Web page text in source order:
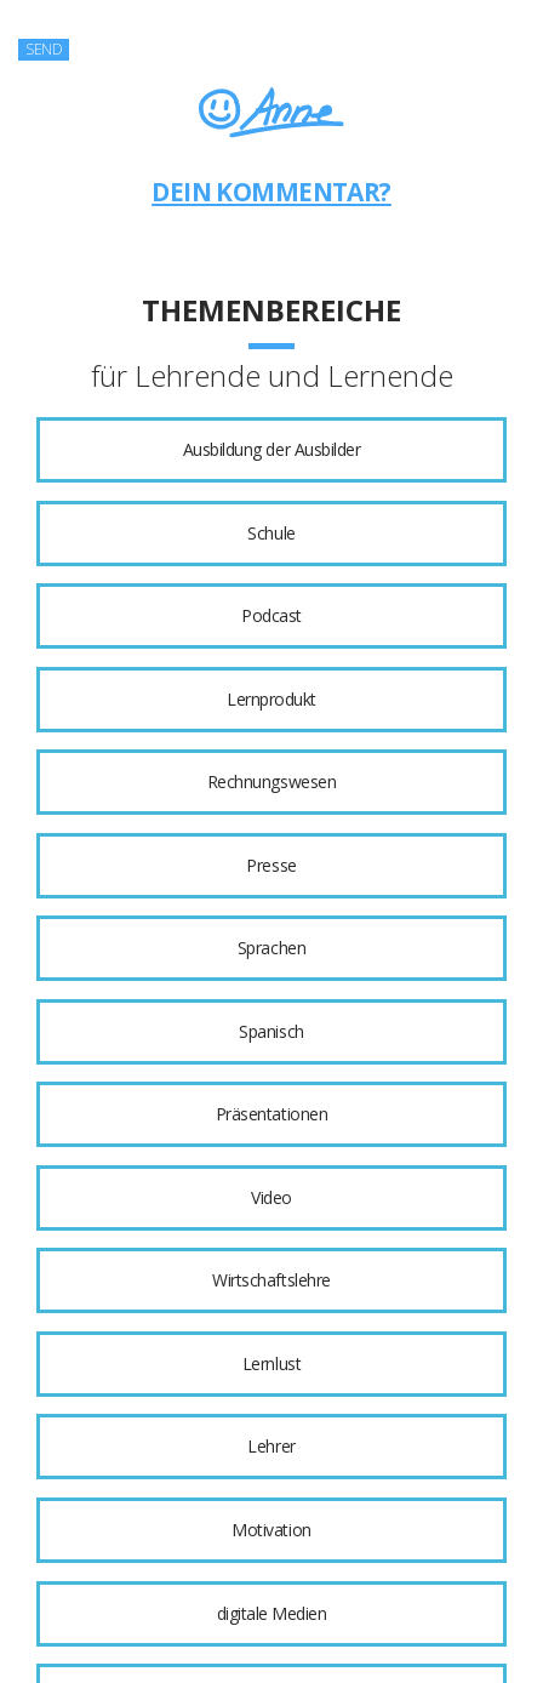
DEIN KOMMENTAR?
THEMENBEREICHE
für Lehrende und Lernende
Ausbildung der Ausbilder
Schule
Podcast
Lernprodukt
Rechnungswesen
Presse
Sprachen
Spanisch
Präsentationen
Video
Wirtschaftslehre
Lernlust
Lehrer
Motivation
digitale Medien